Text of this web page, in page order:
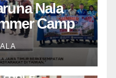
Nala
Camp
Taiwan